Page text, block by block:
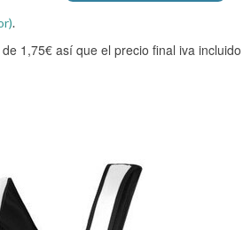
.
1,75€ así que el precio final iva